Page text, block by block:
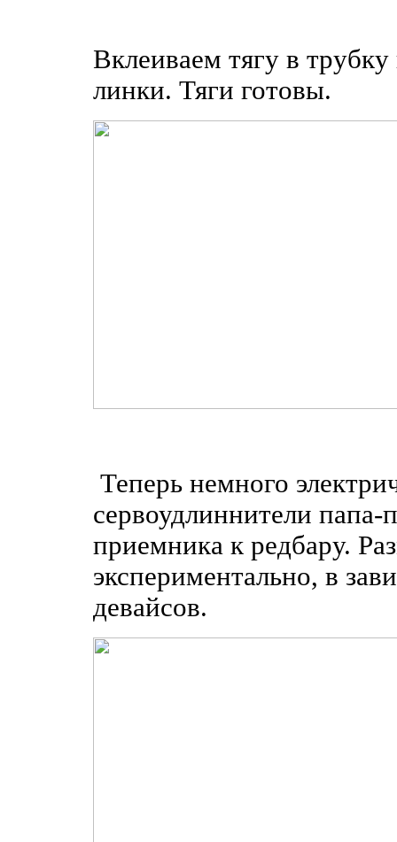
Вклеиваем тягу в
линки. Тяги готовы.
Теперь немного
сервоудлиннители
приемника к редбару.
экспериментально, в
девайсов.